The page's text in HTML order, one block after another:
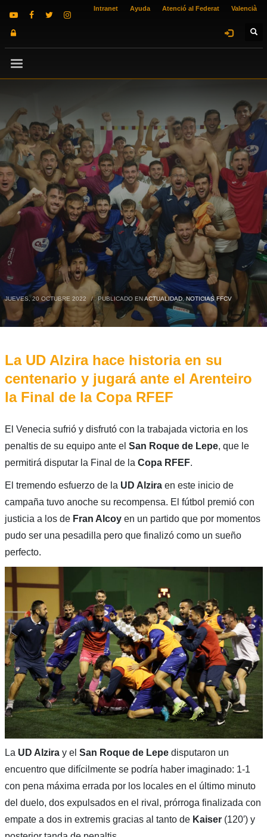
Intranet Ayuda Atenció al Federat Valencià
JUEVES, 20 OCTUBRE 2022 / PUBLICADO ENACTUALIDAD,NOTICIAS FFCV
La UD Alzira hace historia en su
centenario y jugará ante el Arenteiro
la Final de la Copa RFEF
El Venecia sufrió y disfrutó con la trabajada victoria en los
penaltis de su equipo ante el San Roque de Lepe, que le
permitirá disputar la Final de la Copa RFEF.
El tremendo esfuerzo de la UD Alziraen este inicio de
campaña tuvo anoche su recompensa. El fútbol premió con
justicia a los de Fran Alcoyen un partido que por momentos
pudo ser una pesadilla pero que finalizó como un sueño
perfecto.
La UD Alziray el San Roque de Lepe disputaron un
encuentro que difícilmente se podría haber imaginado: 1-1
con pena máxima errada por los locales en el último minuto
del duelo, dos expulsados en el rival, prórroga finalizada con
empate a dos in extremis gracias al tanto de Kaiser (120′) y